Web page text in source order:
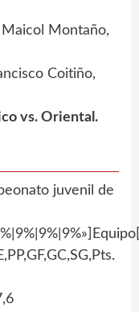
Montaño,
Coitiño,
vs. Oriental.
juvenil de